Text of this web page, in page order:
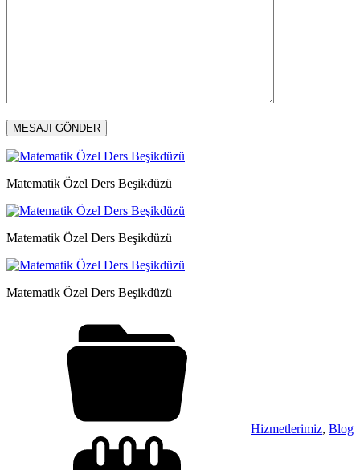
Matematik Özel Ders Beşikdüzü
Matematik Özel Ders Beşikdüzü
Matematik Özel Ders Beşikdüzü
Hizmetlerimiz, Blog